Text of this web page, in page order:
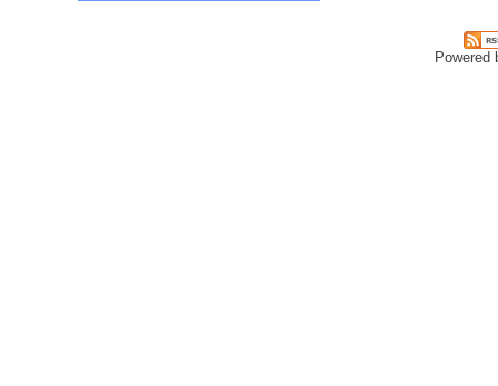
Powered